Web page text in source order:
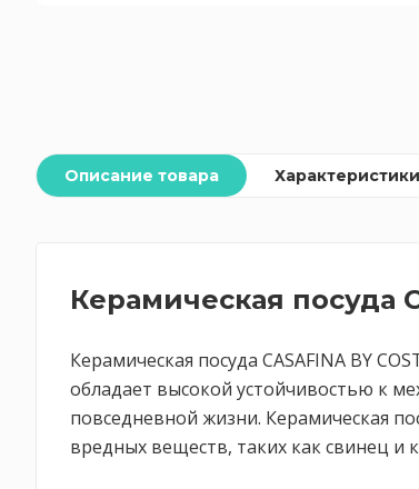
Описание товара Характеристики
Керамическая посуда
Керамическая посуда CASAFINA BY
обладает высокой устойчивостью к
повседневной жизни. Керамическая
вредных веществ, таких как свинец и